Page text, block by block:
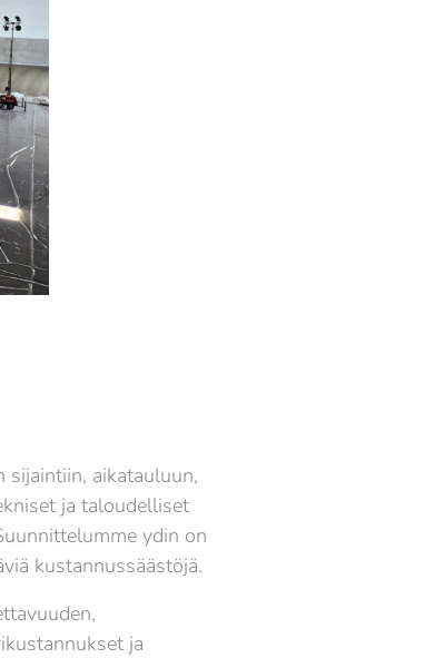
sijaintiin, aikatauluun,
ja taloudelliset
ydin on
kustannussäästöjä.
ja